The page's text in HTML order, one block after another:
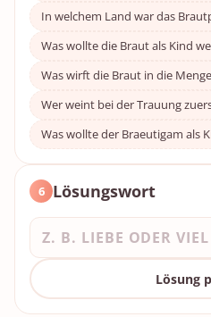
In welchem Land war das
Was wollte die Braut als Kind
Was wirft die Braut in die
Wer weint bei der Trauung
Was wollte der Braeutigam als
6 Lösungswort
Lösung